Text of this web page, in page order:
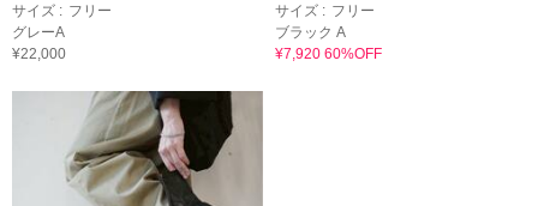
サイズ : フリー
グレーA
¥22,000
サイズ : フリー
ブラック A
¥7,920 60%OFF